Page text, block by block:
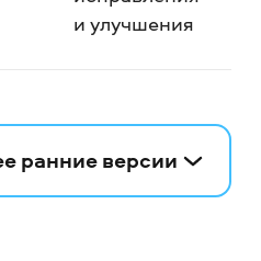
и улучшения
ранние версии